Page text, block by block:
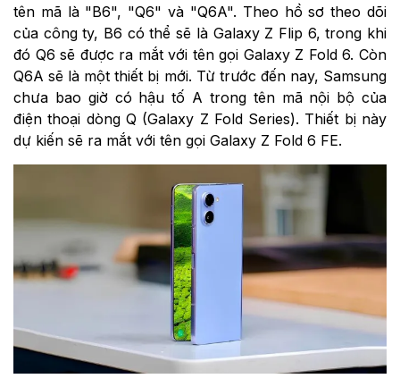
tên mã là "B6", "Q6" và "Q6A". Theo hồ sơ theo dõi
của công ty, B6 có thể sẽ là Galaxy Z Flip 6, trong khi
đó Q6 sẽ được ra mắt với tên gọi Galaxy Z Fold 6. Còn
Q6A sẽ là một thiết bị mới. Từ trước đến nay, Samsung
chưa bao giờ có hậu tố A trong tên mã nội bộ của
điện thoại dòng Q (Galaxy Z Fold Series). Thiết bị này
dự kiến sẽ ra mắt với tên gọi Galaxy Z Fold 6 FE.